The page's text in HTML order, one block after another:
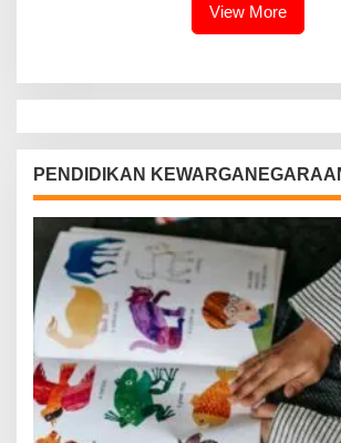
View More
PENDIDIKAN